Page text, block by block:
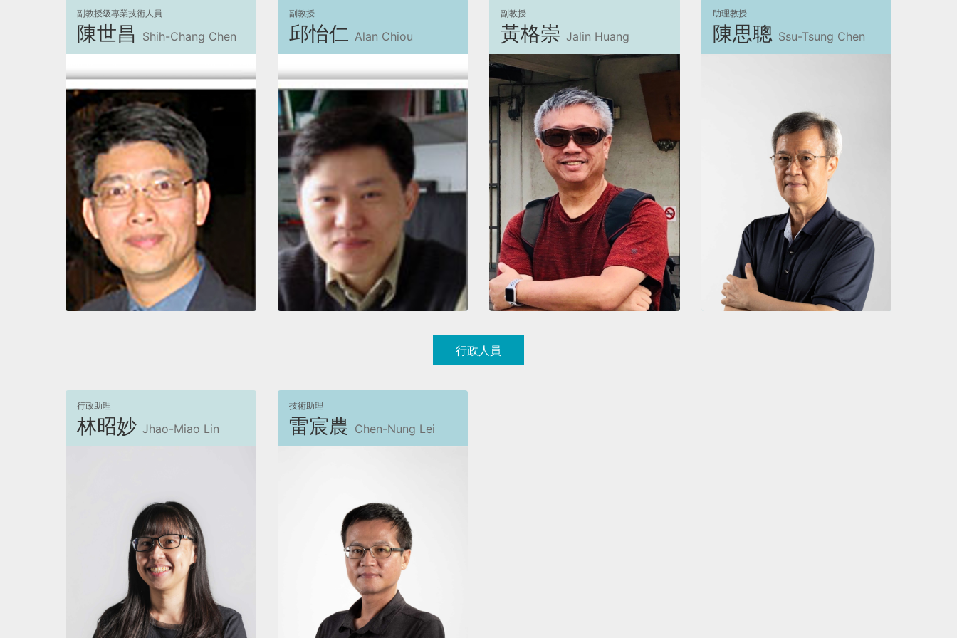
副教授級專業技術人員
陳世昌 Shih-Chang Chen
副教授
邱怡仁 Alan Chiou
副教授
黃格崇 Jalin Huang
助理教授
陳思聰 Ssu-Tsung Chen
行政人員
行政助理
林昭妙 Jhao-Miao Lin
技術助理
雷宸農 Chen-Nung Lei